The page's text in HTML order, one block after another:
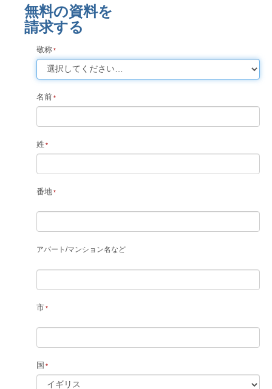
無料の資料を
請求する
敬称
名前
姓
番地
アパート /マンション名など
市
国